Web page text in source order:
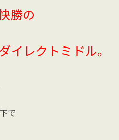
勝の
イレクトミドル。
で